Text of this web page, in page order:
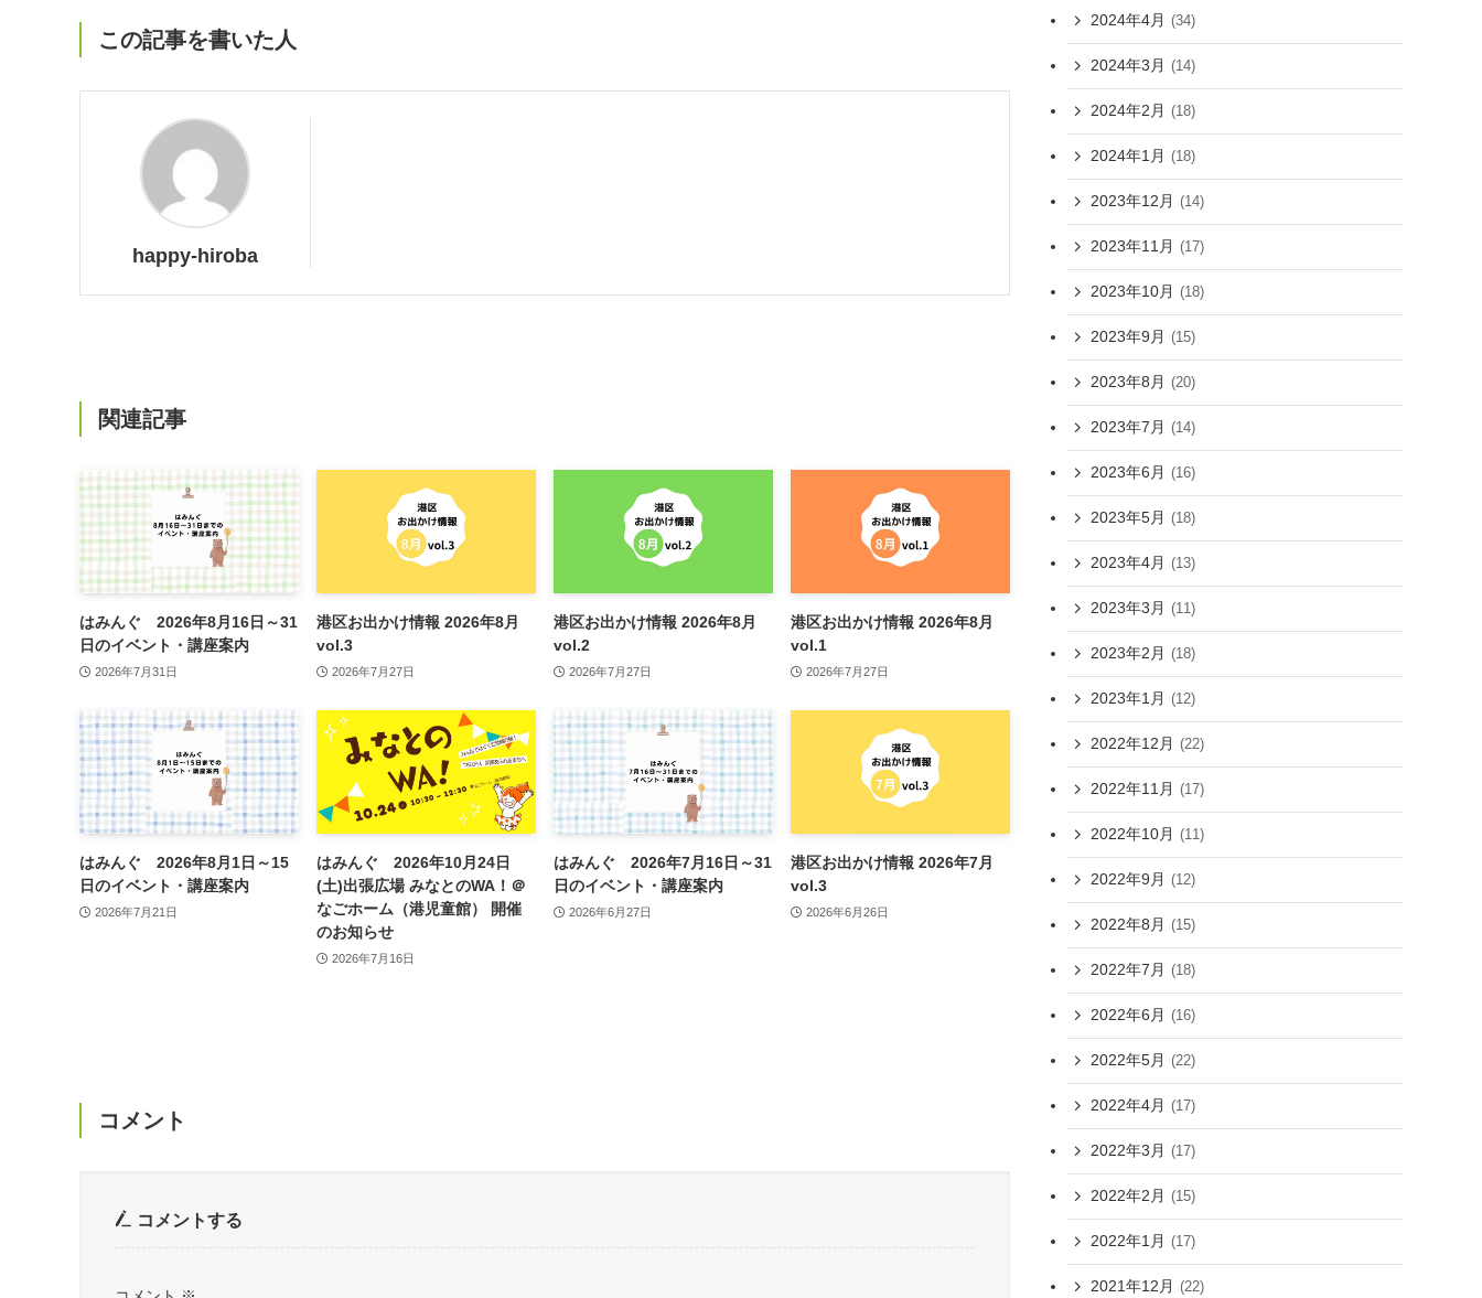
この記事を書いた人
happy-hiroba
関連記事
はみんぐ 2026年8月16日～31
日のイベント・講座案内
2026年7月31日
港区お出かけ情報 2026年8月
vol.3
2026年7月27日
港区お出かけ情報 2026年8月
vol.2
2026年7月27日
港区お出かけ情報 2026年8月
vol.1
2026年7月27日
はみんぐ 2026年8月1日～15
日のイベント・講座案内
2026年7月21日
はみんぐ 2026年10月24日
(土)出張広場 みなとのWA！＠
なごホーム（港児童館） 開催
のお知らせ
2026年7月16日
はみんぐ 2026年7月16日～31
日のイベント・講座案内
2026年6月27日
港区お出かけ情報 2026年7月
vol.3
2026年6月26日
コメント
コメントする
2024年4月 (34)
2024年3月 (14)
2024年2月 (18)
2024年1月 (18)
2023年12月 (14)
2023年11月 (17)
2023年10月 (18)
2023年9月 (15)
2023年8月 (20)
2023年7月 (14)
2023年6月 (16)
2023年5月 (18)
2023年4月 (13)
2023年3月 (11)
2023年2月 (18)
2023年1月 (12)
2022年12月 (22)
2022年11月 (17)
2022年10月 (11)
2022年9月 (12)
2022年8月 (15)
2022年7月 (18)
2022年6月 (16)
2022年5月 (22)
2022年4月 (17)
2022年3月 (17)
2022年2月 (15)
2022年1月 (17)
2021年12月 (22)